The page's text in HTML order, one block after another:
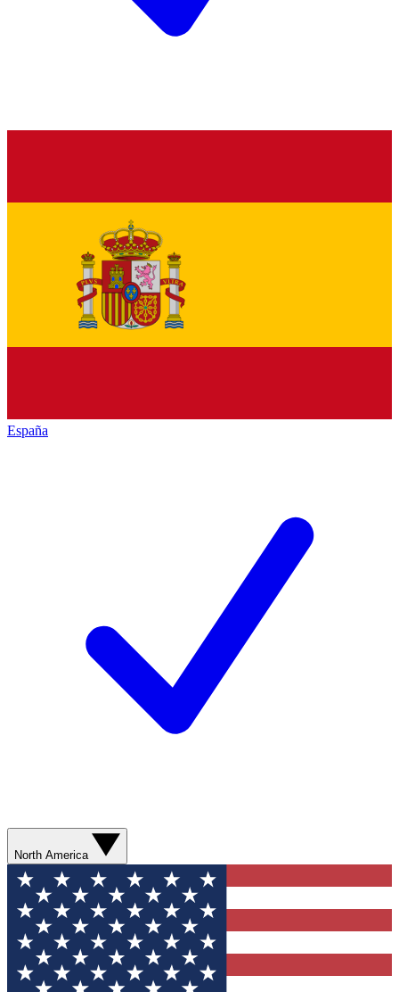
España
North America